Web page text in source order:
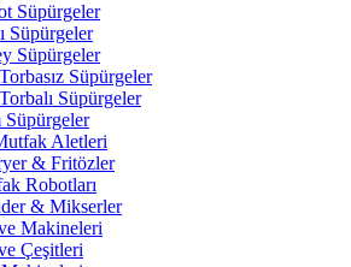
Süpürgeler
Süpürgeler
Süpürgeler
Süpürgeler
Süpürgeler
Süpürgeler
Aletleri
& Fritözler
Robotları
& Mikserler
Makineleri
Çeşitleri